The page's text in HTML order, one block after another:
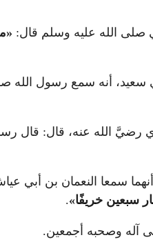
صلى الله عليه وسلم قال: «
سعيد، أنه سمع رسول الله
رضيَّ الله عنه، قال: قال
سمعا النعمان بن أبي
سبعين خريفًا»
.
آله وصحبه أجمعين.